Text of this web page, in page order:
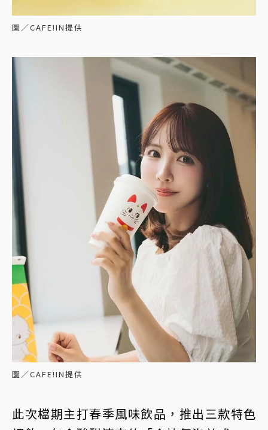
圖／CAFE!IN提供
圖／CAFE!IN提供
此次檔期主打春季風味飲品，推出三款特色